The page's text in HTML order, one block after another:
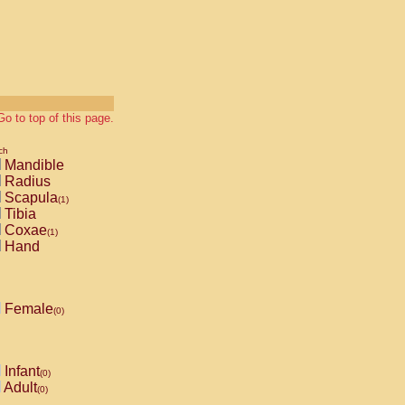
to top of this page.
Mandible
Radius
Scapula(1)
Tibia
Coxae(1)
Hand
Female(0)
Infant(0)
Adult(0)